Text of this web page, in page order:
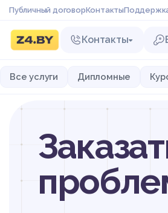
Публичный договорКонтакты
Контакты
Все услуги Дипломные